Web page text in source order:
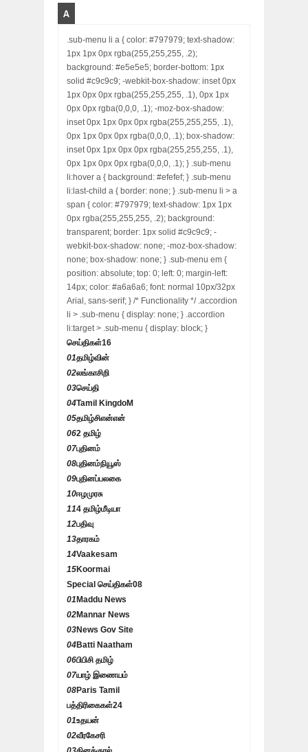
A
.sub-menu li a { color: #797979; text-shadow:
1px 1px 0px rgba(255,255,255, .2);
background: #e5e5e5; border-bottom: 1px
solid #c9c9c9; -webkit-box-shadow: inset 0px
1px 0px 0px rgba(255,255,255, .1), 0px 1px
0px 0px rgba(0,0,0, .1); -moz-box-shadow:
inset 0px 1px 0px 0px rgba(255,255,255, .1),
0px 1px 0px 0px rgba(0,0,0, .1); box-shadow:
inset 0px 1px 0px 0px rgba(255,255,255, .1),
0px 1px 0px 0px rgba(0,0,0, .1); } .sub-menu
li:hover a { background: #efefef; } .sub-menu
li:last-child a { border: none; } .sub-menu li > a
span { color: #797979; text-shadow: 1px 1px
0px rgba(255,255,255, .2); background:
transparent; border: 1px solid #c9c9c9; -
webkit-box-shadow: none; -moz-box-shadow:
none; box-shadow: none; } .sub-menu em {
position: absolute; top: 0; left: 0; margin-left:
14px; color: #a6a6a6; font: normal 10px/32px
Arial, sans-serif; } /* Functionality */ .accordion
li > .sub-menu { display: none; } .accordion
li:target > .sub-menu { display: block; }
செய்திகள்16
01தமிழ்வின்
02லங்காசிறி
03செய்தி
04Tamil KingdoM
05தமிழ்சிஎன்என்
062 தமிழ்
07புதினம்
08புதினம்நியூஸ்
09புதினப்பலகை
10ஈழமுரசு
114 தமிழ்மீடியா
12பதிவு
13தாரகம்
14Vaakesam
15Koormai
Special செய்திகள்08
01 Maddu News
02Mannar News
03News Gov Site
04Batti Naatham
06பிபிசி தமிழ்
07யாழ் இணையம்
08Paris Tamil
பத்திரிகைகள்24
01உதயன்
02வீரகேசரி